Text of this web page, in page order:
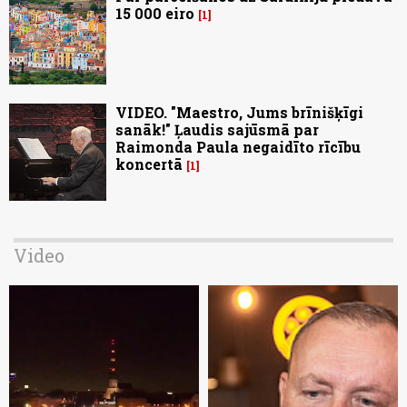
15 000 eiro
1
VIDEO. "Maestro, Jums brīnišķīgi
sanāk!" Ļaudis sajūsmā par
Raimonda Paula negaidīto rīcību
koncertā
1
Video